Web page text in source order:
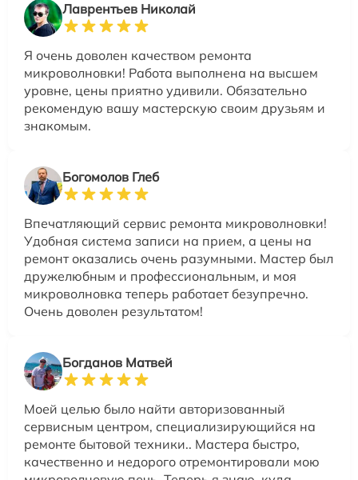
Лаврентьев Николай
Я очень доволен качеством ремонта
микроволновки! Работа выполнена на высшем
уровне, цены приятно удивили. Обязательно
рекомендую вашу мастерскую своим друзьям и
знакомым.
Богомолов Глеб
Впечатляющий сервис ремонта микроволновки!
Удобная система записи на прием, а цены на
ремонт оказались очень разумными. Мастер был
дружелюбным и профессиональным, и моя
микроволновка теперь работает безупречно.
Очень доволен результатом!
Богданов Матвей
Моей целью было найти авторизованный
сервисным центром, специализирующийся на
ремонте бытовой техники.. Мастера быстро,
качественно и недорого отремонтировали мою